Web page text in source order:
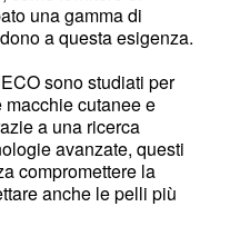
una gamma di
a questa esigenza.
sono studiati per
cutanee e
a una ricerca
avanzate, questi
compromettere la
anche le pelli più